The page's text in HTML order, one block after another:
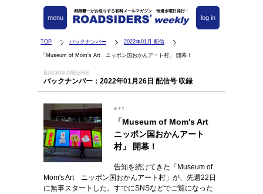
都築響一がお送りする有料メールマガジン 毎週水曜日発行！
log in
menu
TOP バックナンバー 2022年01月 配信
「Museum of Mom's Art ニッポン国おかんアート村」 開幕！
BACKNUMBERS
バックナンバー：2022年01月26日 配信号 収録
art
「Museum of Mom's Art
ニッポン国おかんアート
村」 開幕！
告知を続けてきた「Museum of
Mom's Art ニッポン国おかんアート村」が、先週22日
に無事スタートした。すでにSNSなどでご覧になった